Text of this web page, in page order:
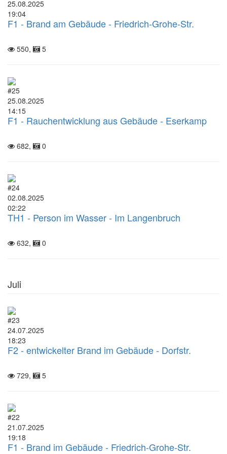
25.08.2025
19:04
F1 - Brand am Gebäude - Friedrich-Grohe-Str.
550, 5
#25
25.08.2025
14:15
F1 - Rauchentwicklung aus Gebäude - Eserkamp
682, 0
#24
02.08.2025
02:22
TH1 - Person im Wasser - Im Langenbruch
632, 0
Juli
#23
24.07.2025
18:23
F2 - entwickelter Brand im Gebäude - Dorfstr.
729, 5
#22
21.07.2025
19:18
F1 - Brand im Gebäude - Friedrich-Grohe-Str.